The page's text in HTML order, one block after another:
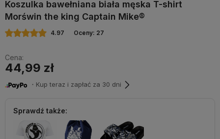
Koszulka bawełniana biała męska T-shirt
Morświn the king Captain Mike®
4.97 Oceny: 27
Cena:
44,99 zł
・Kup teraz i zapłać za 30 dni
Sprawdź także: